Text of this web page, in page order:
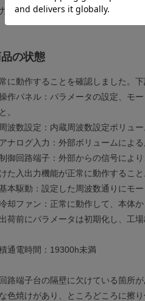
周波数範囲：0.2～400Hz
の状態
に動作することを確認しました。下
作パネル：パラメータの設定、モ
。
波数設定：内蔵周波数設定ボリュ
ナログ入力：外部ボリュームによる
御回路端子：外部からの信号によ
た入出力機能が正常に動作すること
本駆動：設定した周波数通りにモー
却ファン：正常に動作して、本体
荷前にパラメータは初期化し、工場
通電時間：19300h未満
路端子台の隔壁に欠けている箇所
色焼けがあり、ところどころに擦